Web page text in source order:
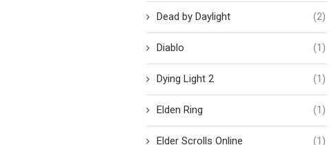
Dead by Daylight (2)
Diablo (1)
Dying Light 2 (1)
Elden Ring (1)
Elder Scrolls Online (1)